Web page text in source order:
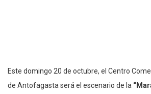
Este domingo 20 de octubre, el Centro
de Antofagasta será el escenario de la